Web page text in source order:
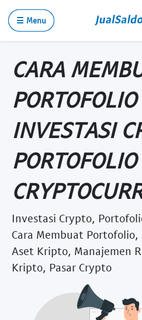
☰ Menu
CARA
INVESTASI
PORTOFOLIO
Investasi Crypto,
Cara Membuat Portofolio,
Aset Kripto, Manajemen
Kripto, Pasar Crypto